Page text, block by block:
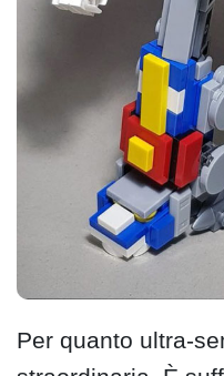
Per quanto ultra-